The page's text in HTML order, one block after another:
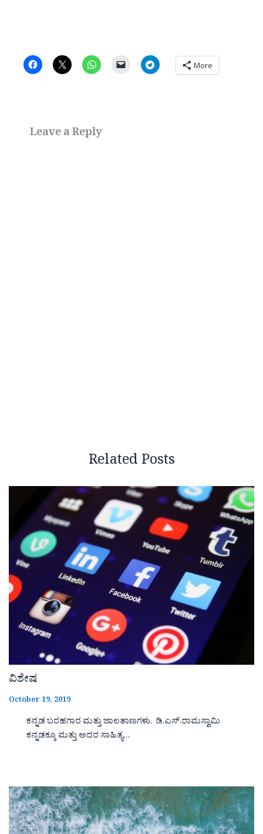
More
Leave a Reply
Related Posts
ವಿಶೇಷ
October 19, 2019
ಕನ್ನಡ ಬರಹಗಾರ ಮತ್ತು ಜಾಲತಾಣಗಳು. ಡಿ.ಎಸ್.ರಾಮಸ್ವಾಮಿ
ಕನ್ನಡಕ್ಕೂ ಮತ್ತು ಅದರ ಸಾಹಿತ್ಯ…